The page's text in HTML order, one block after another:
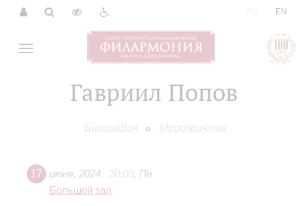
EN
Гавриил Попов
Биография Мероприятия
17 июня, 2024 20:00, Пн
Большой зал